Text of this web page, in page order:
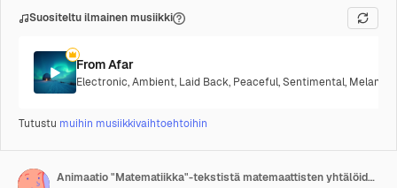
Suositeltu ilmainen musiikki
From Afar
Electronic,Ambient, Laid Back, Peaceful,Sentimental,
Tutustu muihin musiikkivaihtoehtoihin
Animaatio "Matematiikka"-tekstistä matemaattisten yhtälöiden päällä.